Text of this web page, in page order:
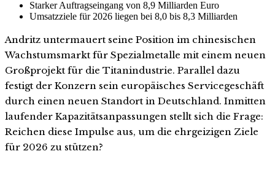
Starker Auftragseingang von 8,9 Milliarden Euro
Umsatzziele für 2026 liegen bei 8,0 bis 8,3 Milliarden
Andritz untermauert seine Position im chinesischen
Wachstumsmarkt für Spezialmetalle mit einem neuen
Großprojekt für die Titanindustrie. Parallel dazu
festigt der Konzern sein europäisches Servicegeschäft
durch einen neuen Standort in Deutschland. Inmitten
laufender Kapazitätsanpassungen stellt sich die Frage:
Reichen diese Impulse aus, um die ehrgeizigen Ziele
für 2026 zu stützen?